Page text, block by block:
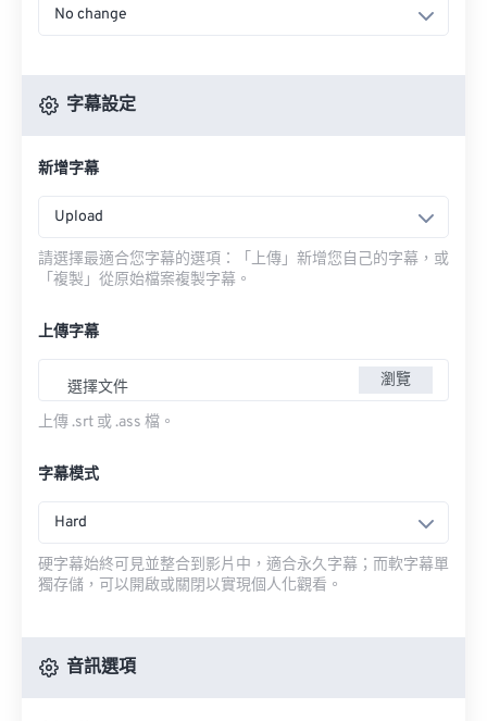
No change
字幕設定
新增字幕
Upload
請選擇最適合您字幕的選項：「上傳」新增您自己的字幕，或
「複製」從原始檔案複製字幕。
上傳字幕
選擇文件 瀏覽
上傳 .srt 或 .ass 檔。
字幕模式
Hard
硬字幕始終可見並整合到影片中，適合永久字幕；而軟字幕單
獨存儲，可以開啟或關閉以實現個人化觀看。
音訊選項